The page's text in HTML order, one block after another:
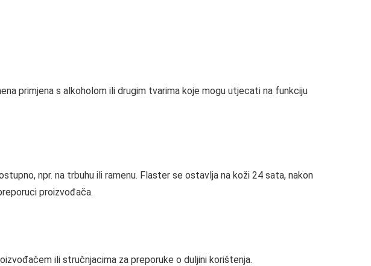
primjena s alkoholom ili drugim tvarima koje mogu utjecati na funkciju
npr. na trbuhu ili ramenu. Flaster se ostavlja na koži 24 sata, nakon
proizvođača.
ili stručnjacima za preporuke o duljini korištenja.